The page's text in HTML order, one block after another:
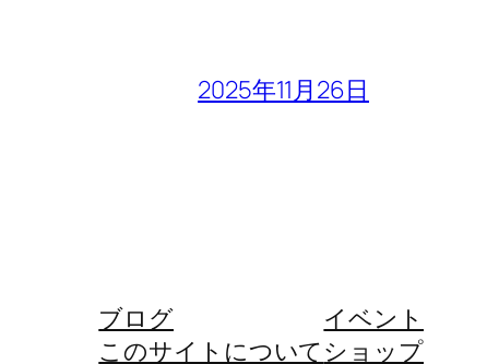
2025年11月26日
ブログ
このサイトについて
イベント
ショップ